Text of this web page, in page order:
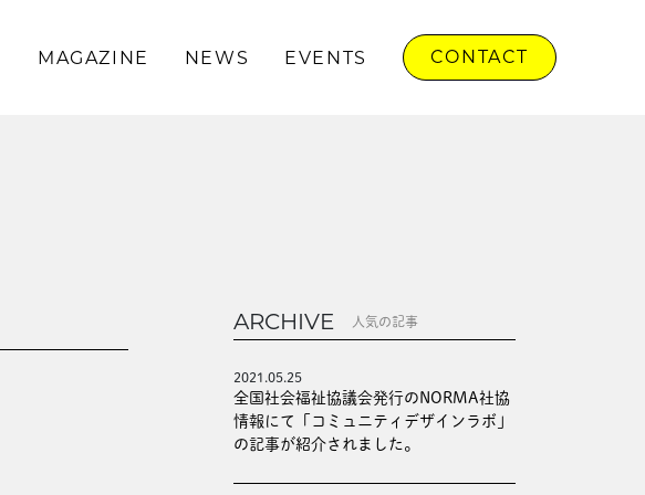
MAGAZINE NEWS EVENTS CONTACT
ARCHIVE 人気の記事
2021.05.25
全国社会福祉協議会発行のNORMA社協
情報にて「コミュニティデザインラボ」
の記事が紹介されました。